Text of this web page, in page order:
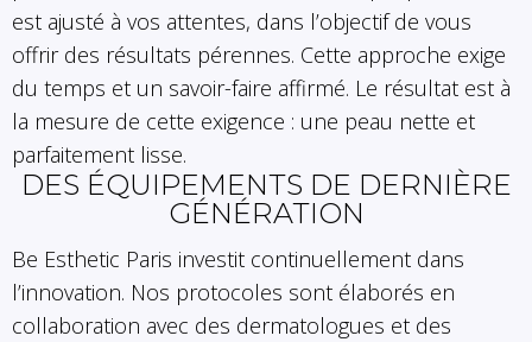
est ajusté à vos attentes, dans l’objectif de vous
offrir des résultats pérennes. Cette approche exige
du temps et un savoir-faire affirmé. Le résultat est à
la mesure de cette exigence : une peau nette et
parfaitement lisse.
DES ÉQUIPEMENTS DE DERNIÈRE
GÉNÉRATION
Be Esthetic Paris investit continuellement dans
l’innovation. Nos protocoles sont élaborés en
collaboration avec des dermatologues et des